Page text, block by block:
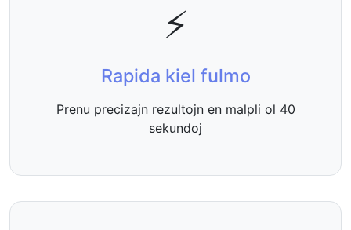
⚡
Rapida kiel fulmo
Prenu precizajn rezultojn en malpli ol 40
sekundoj